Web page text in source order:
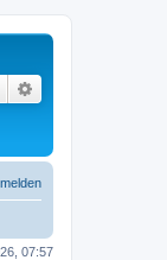
Suche
07:57